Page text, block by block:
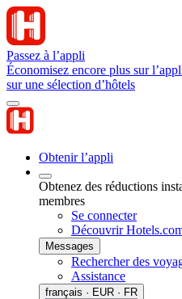
Passez à l’appli
Économisez encore plus sur
sur une sélection d’hôtels
Obtenir l’appli
Obtenez des réductions
membres
Se connecter
Découvrir
Messages
Rechercher des
Assistance
français · EUR · FR